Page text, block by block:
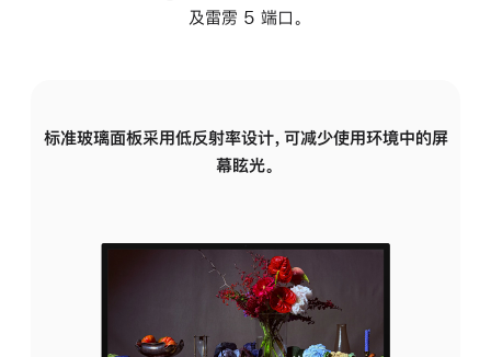
及雷雳 5 端口。
标准玻璃面板采用低反射率设计，可减少使用环境中的屏
幕眩光。